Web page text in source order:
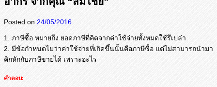
Posted on 24/05/2016
1. ภาษีซื้อ หมายถึง ยอดภาษีที่คิดจากค่าใช้จ่ายทั้งหมดใช้รึเปล่า
2. มีข้อกำหนดไมว่าค่าใช้จ่ายที่เกิดขึ้นนั้นคือภาษีซื้อ แต่ไม่สามารถนำมา
คิกหักกับภาษีขายได้ เพราะอะไร
คำตอบ: